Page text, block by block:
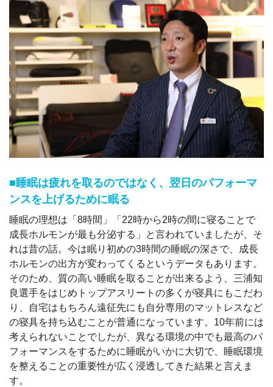
■睡眠は疲れを取るのではなく、翌日のパフォーマ
ンスを上げるために眠る
睡眠の理想は「8時間」「22時から2時の間に寝ることで
成長ホルモンが最も分泌する」と言われていましたが、そ
れは昔の話。今は眠り初めの3時間の睡眠の深さで、成長
ホルモンの出方が変わってくるというデータもあります。
そのため、質の高い睡眠を取ることが出来るよう、三浦知
良選手をはじめトップアスリートの多くが寝具にもこだわ
り、自宅はもちろん遠征先にも自分専用のマットレスなど
の寝具を持ち込むことが普通になっています。10年前には
考えられないことでしたが、異なる環境の中でも最高のパ
フォーマンスをするために睡眠がいかに大切で、睡眠環境
を整えることの重要性が広く浸透してきた結果と言えま
す。